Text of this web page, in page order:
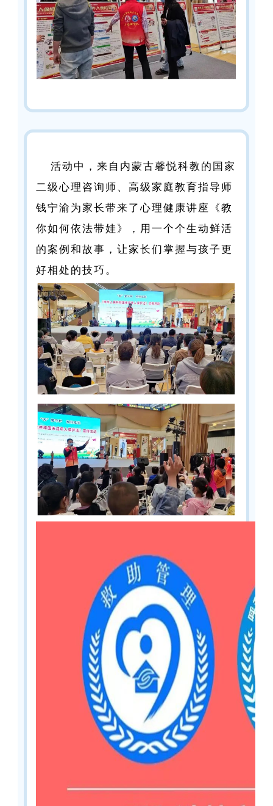
活动中，来自内蒙古馨悦科教的国家
二级心理咨询师、高级家庭教育指导师
钱宁渝为家长带来了心理健康讲座《教
你如何依法带娃》，用一个个生动鲜活
的案例和故事，让家长们掌握与孩子更
好相处的技巧。